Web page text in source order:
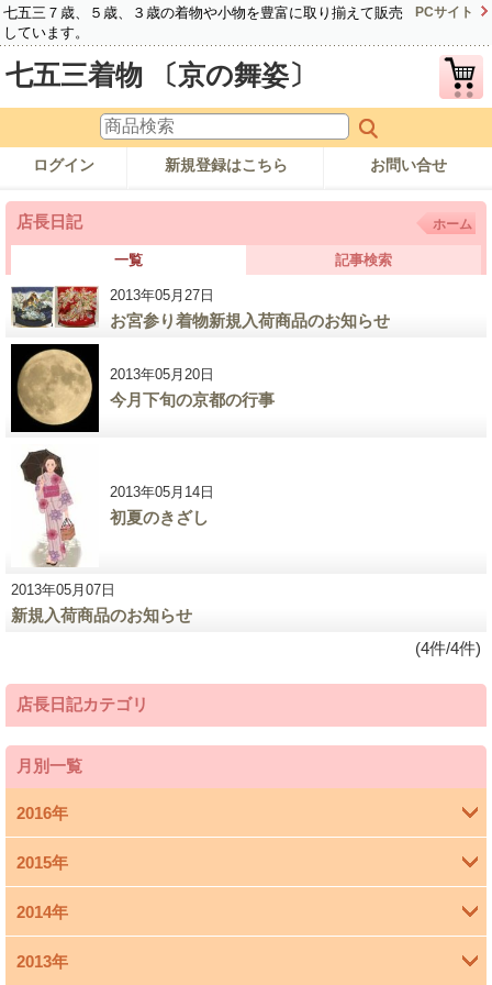
七五三７歳、５歳、３歳の着物や小物を豊富に取り揃えて販売
しています。
PCサイト
七五三着物 〔京の舞姿〕
ログイン 新規登録はこちら お問い合せ
店長日記 ホーム
一覧 記事検索
2013年05月27日
お宮参り着物新規入荷商品のお知らせ
2013年05月20日
今月下旬の京都の行事
2013年05月14日
初夏のきざし
2013年05月07日
新規入荷商品のお知らせ
(4件/4件)
店長日記カテゴリ
月別一覧
2016年
4月 (1)
2015年
3月 (1)
1月 (1)
2014年
11月 (4)
2013年